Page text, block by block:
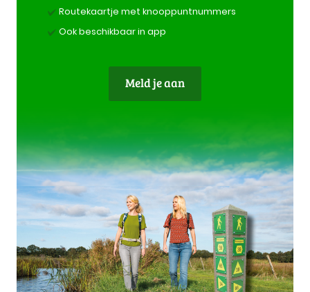
Routekaartje met knooppuntnummers
Ook beschikbaar in app
Meld je aan